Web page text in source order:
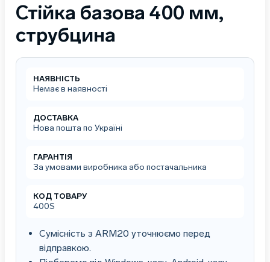
Стійка базова 400 мм,
струбцина
НАЯВНІСТЬ
Немає в наявності
ДОСТАВКА
Нова пошта по Україні
ГАРАНТІЯ
За умовами виробника або постачальника
КОД ТОВАРУ
400S
Сумісність з ARM20 уточнюємо перед
відправкою.